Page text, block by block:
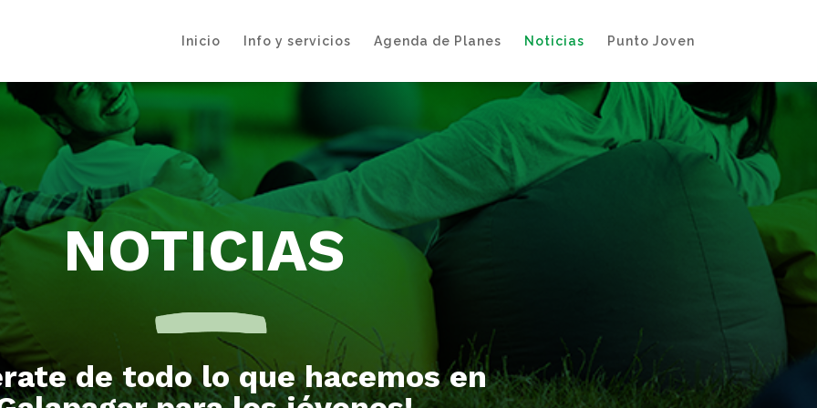
Inicio Info y servicios Agenda de Planes Noticias Punto Joven
NOTICIAS
de todo lo que hacemos en
Close